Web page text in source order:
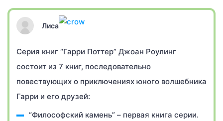
Лиса
Серия книг “Гарри Поттер” Джоан Роулинг
состоит из 7 книг, последовательно
повествующих о приключениях юного волшебника
Гарри и его друзей:
“Философский камень” – первая книга серии.